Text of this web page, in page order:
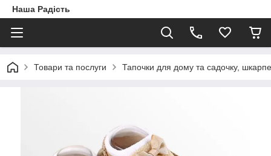
Наша Радість
Товари та послуги Тапочки для дому та садочку,